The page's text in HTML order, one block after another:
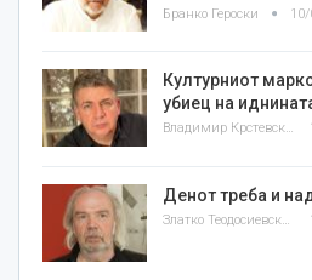
Бранко Героски
Културниот
убиец на
Владимир Крстевски
Денот треба и
Златко Теодосиевски